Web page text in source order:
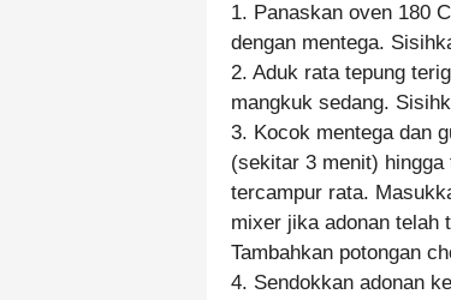
1. Panaskan oven 180
dengan mentega.
2. Aduk rata tepung
mangkuk sedang.
3. Kocok mentega dan
(sekitar 3 menit)
tercampur rata.
mixer jika adonan telah
Tambahkan potongan
4. Sendokkan adonan